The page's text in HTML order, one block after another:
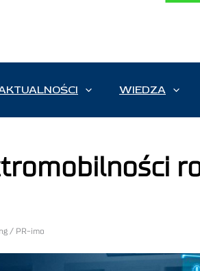
WIEDZA
/ PR-imo